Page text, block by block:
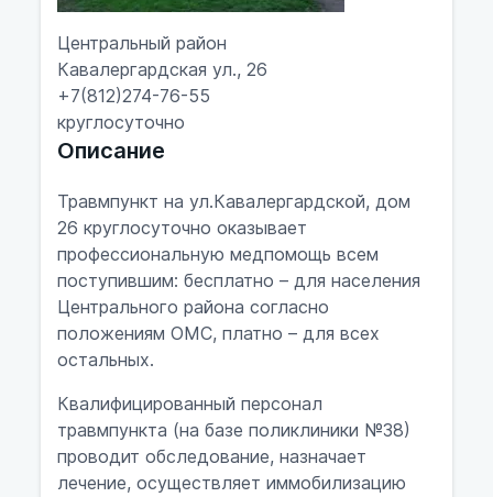
Центральный район
Кавалергардская ул., 26
+7(812)274-76-55
круглосуточно
Описание
Травмпункт на ул.Кавалергардской, дом
26 круглосуточно оказывает
профессиональную медпомощь всем
поступившим: бесплатно – для населения
Центрального района согласно
положениям ОМС, платно – для всех
остальных.
Квалифицированный персонал
травмпункта (на базе поликлиники №38)
проводит обследование, назначает
лечение, осуществляет иммобилизацию